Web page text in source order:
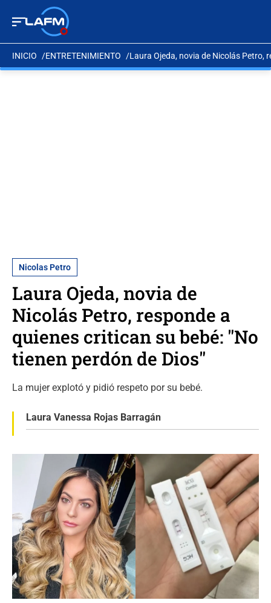
INICIO ENTRETENIMIENTO Laura Ojeda, novia de Nicolás Petro,
Nicolas Petro
Laura Ojeda, novia de
Nicolás Petro, responde a
quienes critican su bebé: "No
tienen perdón de Dios"
La mujer explotó y pidió respeto por su bebé.
Laura Vanessa Rojas Barragán